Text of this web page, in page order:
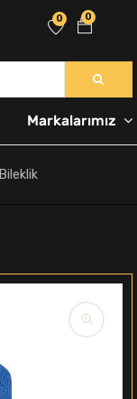
0
0
Markalarımız